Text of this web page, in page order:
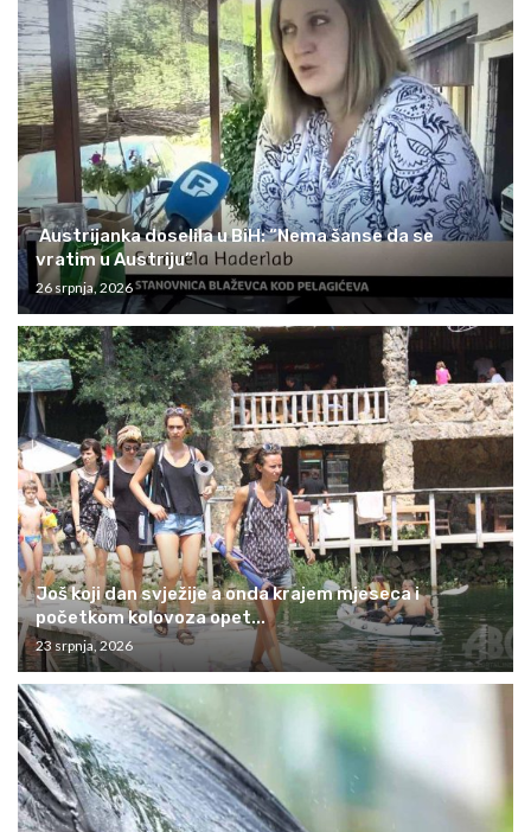
Austrijanka doselila u BiH: “Nema šanse da se
vratim u Austriju”
26 srpnja, 2026
Još koji dan svježije a onda krajem mjeseca i
početkom kolovoza opet...
23 srpnja, 2026